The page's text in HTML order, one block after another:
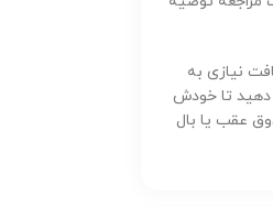
نیازی به
دهید تا خودش
عقب یا بال